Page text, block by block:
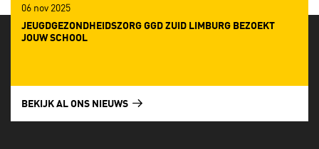
06 nov 2025
JEUGDGEZONDHEIDSZORG GGD ZUID LIMBURG BEZOEKT
JOUW SCHOOL
BEKIJK AL ONS NIEUWS